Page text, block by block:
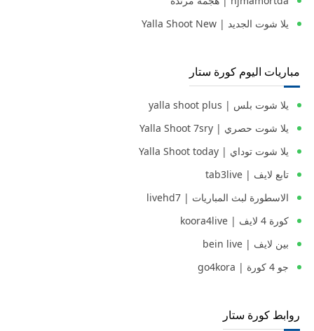
يلا شوت الجديد | Yalla Shoot New
مباريات اليوم كورة ستار
يلا شوت بلس | yalla shoot plus
يلا شوت حصري | Yalla Shoot 7sry
يلا شوت توداي | Yalla Shoot today
تابع لايف | tab3live
الاسطورة لبث المباريات | livehd7
كورة 4 لايف | koora4live
بين لايف | bein live
جو 4 كورة | go4kora
روابط كورة ستار